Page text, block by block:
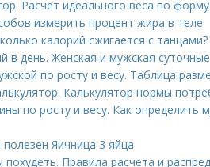
Расчет идеального веса по
измерить процент жира в теле
калорий сжигается с танцами?
в день. Женская и мужская
по росту и весу. Таблица
Калькулятор нормы
по росту и весу. Как определить
Яичница 3 яйца
Правила расчета и